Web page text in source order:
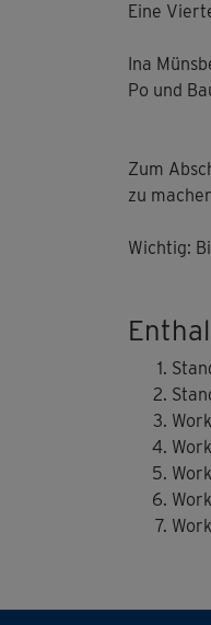
Eine
Ina
Po und
Zum
zu
Wichtig: